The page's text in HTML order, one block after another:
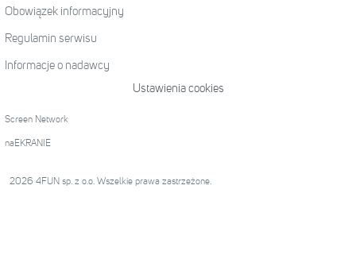
Obowiązek informacyjny
Regulamin serwisu
Informacje o nadawcy
Ustawienia cookies
Screen Network
naEKRANIE
2026 4FUN sp. z o.o. Wszelkie prawa zastrzeżone.